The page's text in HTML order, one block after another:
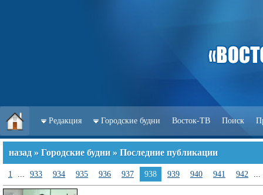
Редакция Городские будни Восток-ТВ Поиск
назад » Городские будни » Последние публикации
1 ... 933 934 935 936 937 938 939 940 941 942 ...